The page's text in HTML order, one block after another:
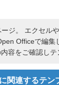
ージ。 エクセル
Officeで編
容をご確認しテ
関連するテン